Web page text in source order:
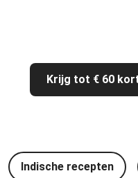
Krijg tot € 60
Indische recepten